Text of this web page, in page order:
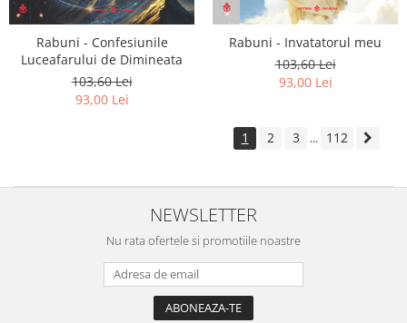
Rabuni - Confesiunile
Luceafarului de Dimineata
103,60 Lei
93,00 Lei
Rabuni - Invatatorul meu
103,60 Lei
93,00 Lei
1 2 3 ... 112
NEWSLETTER
Nu rata ofertele si promotiile noastre